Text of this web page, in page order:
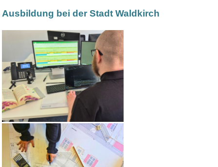
Ausbildung bei der Stadt Waldkirch